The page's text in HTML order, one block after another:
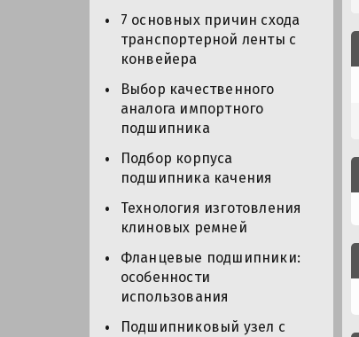
7 основных причин схода
транспортерной ленты с
конвейера
Выбор качественного
аналога импортного
подшипника
Подбор корпуса
подшипника качения
Технология изготовления
клиновых ремней
Фланцевые подшипники:
особенности
использования
Подшипниковый узел с